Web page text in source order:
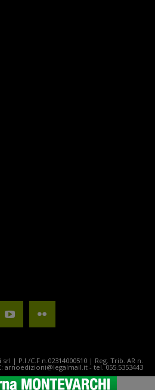
| P.I./C.F n.02314000510 | Reg. Trib. AR n.
arnoedizioni@legalmail.it - tel. 055.5353443